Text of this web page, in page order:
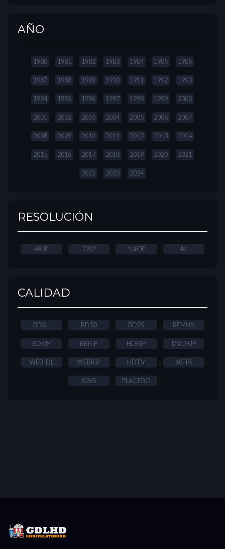
AÑO
1980 1981 1982 1983 1984 1985 1986
1987 1988 1989 1990 1991 1992 1993
1994 1995 1996 1997 1998 1999 2000
2001 2002 2003 2004 2005 2006 2007
2008 2009 2010 2011 2012 2013 2014
2015 2016 2017 2018 2019 2020 2021
2022 2023 2024
RESOLUCIÓN
480P 720P 1080P 4K
CALIDAD
BDXL BD50 BD25 REMUX
BDRIP BRRIP HDRIP DVDRIP
WEB-DL WEBRIP HDTV 60FPS
X265 PLACEBO